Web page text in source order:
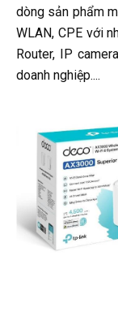
dòng sản phẩm
WLAN, CPE với
Router, IP
doanh nghiệp....